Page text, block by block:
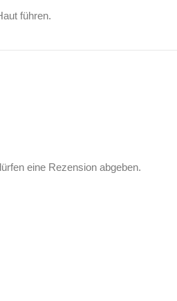
führen.
eine Rezension abgeben.